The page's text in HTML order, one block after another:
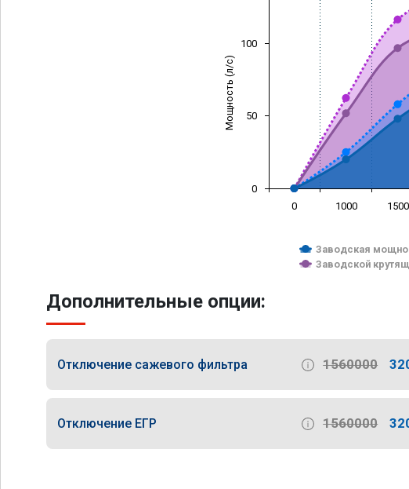
Мощность (л/с)
Заводская
Заводской
0 1000 1500
0
50
100
Дополнительные опции:
Отключение сажевого фильтра 1560000
Отключение ЕГР 1560000